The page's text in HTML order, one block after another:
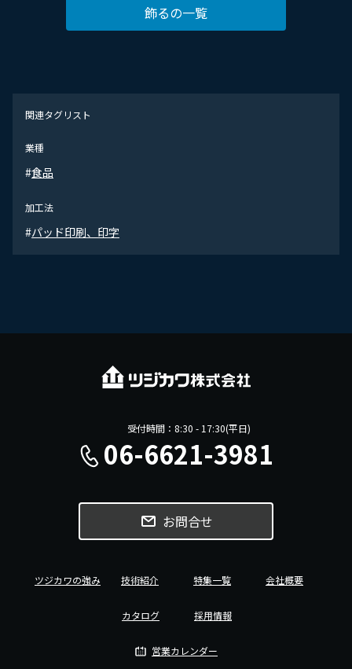
飾るの一覧
関連タグリスト
業種
#食品
加工法
#パッド印刷、印字
受付時間：8:30 - 17:30(平日)
06-6621-3981
お問合せ
ツジカワの強み 技術紹介 特集一覧 会社概要
カタログ 採用情報
営業カレンダー